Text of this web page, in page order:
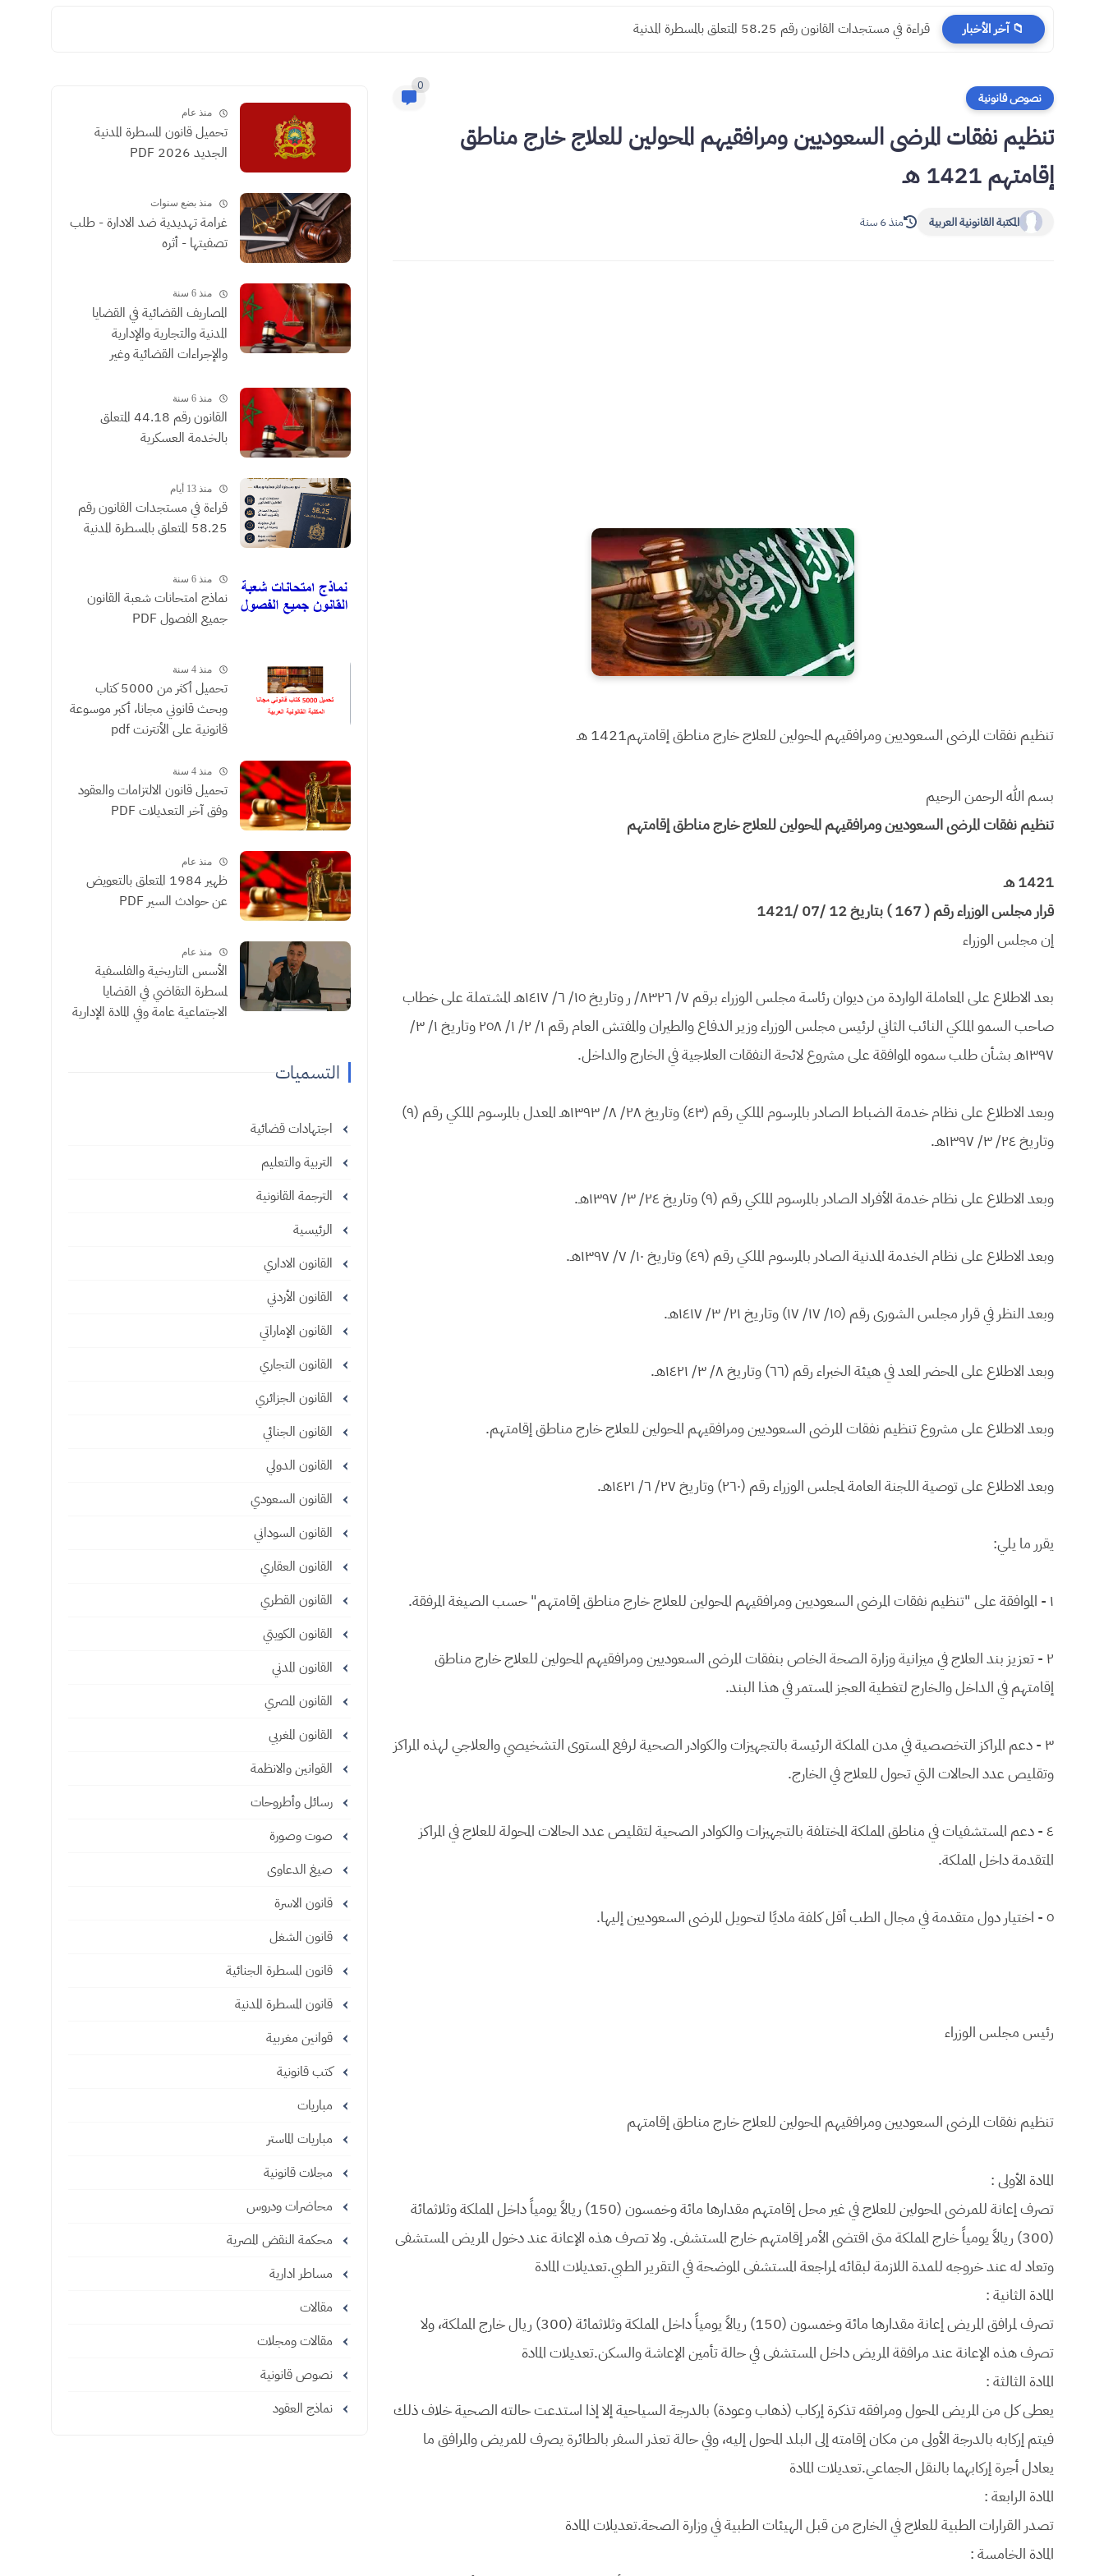
📁 آخر الأخبار ​قراءة في مستجدات القانون رقم 58.25 المتعلق بالمسطرة المدنية
نصوص قانونية
0
تنظيم نفقات المرضى السعوديين ومرافقيهم المحولين للعلاج خارج مناطق
إقامتهم 1421 هـ
المكتبة القانونية العربية منذ 6 سنة
تنظيم نفقات المرضى السعوديين ومرافقيهم المحولين للعلاج خارج مناطق إقامتهم1421 هـ
بسم الله الرحمن الرحيم
تنظيم نفقات المرضى السعوديين ومرافقيهم المحولين للعلاج خارج مناطق إقامتهم
1421 هـ
قرار مجلس الوزراء رقم ( 167 ) بتاريخ 12 /07 /1421
إن مجلس الوزراء
بعد الاطلاع على المعاملة الواردة من ديوان رئاسة مجلس الوزراء برقم ٧/ ٨٣٢٦/ ر وتاريخ ١٥/ ٦/ ١٤١٧هـ المشتملة على خطاب
صاحب السمو الملكي النائب الثاني لرئيس مجلس الوزراء وزير الدفاع والطيران والمفتش العام رقم ١/ ٢/ ١/ ٢٥٨ وتاريخ ١/ ٣/
١٣٩٧هـ بشأن طلب سموه الموافقة على مشروع لائحة النفقات العلاجية في الخارج والداخل.
وبعد الاطلاع على نظام خدمة الضباط الصادر بالمرسوم الملكي رقم (٤٣) وتاريخ ٢٨/ ٨/ ١٣٩٣هـ المعدل بالمرسوم الملكي رقم (٩)
وتاريخ ٢٤/ ٣/ ١٣٩٧هـ.
وبعد الاطلاع على نظام خدمة الأفراد الصادر بالمرسوم الملكي رقم (٩) وتاريخ ٢٤/ ٣/ ١٣٩٧هـ.
وبعد الاطلاع على نظام الخدمة المدنية الصادر بالمرسوم الملكي رقم (٤٩) وتاريخ ١٠/ ٧/ ١٣٩٧هـ.
وبعد النظر في قرار مجلس الشورى رقم (١٥/ ١٧/ ١٧) وتاريخ ٢١/ ٣/ ١٤١٧هـ.
وبعد الاطلاع على المحضر المعد في هيئة الخبراء رقم (٦٦) وتاريخ ٨/ ٣/ ١٤٢١هـ.
وبعد الاطلاع على مشروع تنظيم نفقات المرضى السعوديين ومرافقيهم المحولين للعلاج خارج مناطق إقامتهم.
وبعد الاطلاع على توصية اللجنة العامة لمجلس الوزراء رقم (٢٦٠) وتاريخ ٢٧/ ٦/ ١٤٢١هـ.
يقرر ما يلي:
١ - الموافقة على "تنظيم نفقات المرضى السعوديين ومرافقيهم المحولين للعلاج خارج مناطق إقامتهم" حسب الصيغة المرفقة.
٢ - تعزيز بند العلاج في ميزانية وزارة الصحة الخاص بنفقات المرضى السعوديين ومرافقيهم المحولين للعلاج خارج مناطق
إقامتهم في الداخل والخارج لتغطية العجز المستمر في هذا البند.
٣ - دعم المراكز التخصصية في مدن المملكة الرئيسة بالتجهيزات والكوادر الصحية لرفع المستوى التشخيصي والعلاجي لهذه المراكز
وتقليص عدد الحالات التي تحول للعلاج في الخارج.
٤ - دعم المستشفيات في مناطق المملكة المختلفة بالتجهيزات والكوادر الصحية لتقليص عدد الحالات المحولة للعلاج في المراكز
المتقدمة داخل المملكة.
٥ - اختيار دول متقدمة في مجال الطب أقل كلفة ماديًا لتحويل المرضى السعوديين إليها.
رئيس مجلس الوزراء
تنظيم نفقات المرضى السعوديين ومرافقيهم المحولين للعلاج خارج مناطق إقامتهم
المادة الأولى :
تصرف إعانة للمرضى المحولين للعلاج في غير محل إقامتهم مقدارها مائة وخمسون (150) ريالاً يومياً داخل المملكة وثلاثمائة
(300) ريالاً يومياً خارج المملكة متى اقتضى الأمر إقامتهم خارج المستشفى. ولا تصرف هذه الإعانة عند دخول المريض المستشفى
وتعاد له عند خروجه للمدة اللازمة لبقائه لمراجعة المستشفى الموضحة في التقرير الطبي.تعديلات المادة
المادة الثانية :
تصرف لمرافق المريض إعانة مقدارها مائة وخمسون (150) ريالاً يومياً داخل المملكة وثلاثمائة (300) ريال خارج المملكة، ولا
تصرف هذه الإعانة عند مرافقة المريض داخل المستشفى في حالة تأمين الإعاشة والسكن.تعديلات المادة
المادة الثالثة :
يعطى كل من المريض المحول ومرافقه تذكرة إركاب (ذهاب وعودة) بالدرجة السياحية إلا إذا استدعت حالته الصحية خلاف ذلك
فيتم إركابه بالدرجة الأولى من مكان إقامته إلى البلد المحول إليه، وفي حالة تعذر السفر بالطائرة يصرف للمريض والمرافق ما
يعادل أجرة إركابهما بالنقل الجماعي.تعديلات المادة
المادة الرابعة :
تصدر القرارات الطبية للعلاج في الخارج من قبل الهيئات الطبية في وزارة الصحة.تعديلات المادة
المادة الخامسة :
منذ عام
تحميل قانون المسطرة المدنية
الجديد 2026 PDF
منذ بضع سنوات
غرامة تهديدية ضد الادارة - طلب
تصفيتها - أثره
منذ 6 سنة
المصاريف القضائية في القضايا
المدنية والتجارية والإدارية
والإجراءات القضائية وغير
الموثقون
منذ 6 سنة
القانون رقم 44.18 المتعلق
بالخدمة العسكرية
منذ 13 أيام
​قراءة في مستجدات القانون رقم
58.25 المتعلق بالمسطرة المدنية
منذ 6 سنة
نماذج امتحانات شعبة القانون
جميع الفصول PDF
منذ 4 سنة
تحميل أكثر من 5000 كتاب
وبحث قانوني مجانا، أكبر موسوعة
قانونية على الأنترنت pdf
منذ 4 سنة
تحميل قانون الالتزامات والعقود
وفق آخر التعديلات PDF
منذ عام
ظهير 1984 المتعلق بالتعويض
عن حوادث السير PDF
منذ عام
الأسس التاريخية والفلسفية
لمسطرة التقاضي في القضايا
الاجتماعية عامة وفي المادة الإدارية
التسميات
اجتهادات قضائية
التربية والتعليم
الترجمة القانونية
الرئيسية
القانون الاداري
القانون الأردني
القانون الإماراتي
القانون التجاري
القانون الجزائري
القانون الجنائي
القانون الدولي
القانون السعودي
القانون السوداني
القانون العقاري
القانون القطري
القانون الكويتي
القانون المدني
القانون المصري
القانون المغربي
القوانين والانظمة
رسائل وأطروحات
صوت وصورة
صيغ الدعاوى
قانون الاسرة
قانون الشغل
قانون المسطرة الجنائية
قانون المسطرة المدنية
قوانين مغربية
كتب قانونية
مباريات
مباريات الماستر
مجلات قانونية
محاضرات ودروس
محكمة النقض المصرية
مساطر ادارية
مقالات
مقالات ومجلات
نصوص قانونية
نماذج العقود